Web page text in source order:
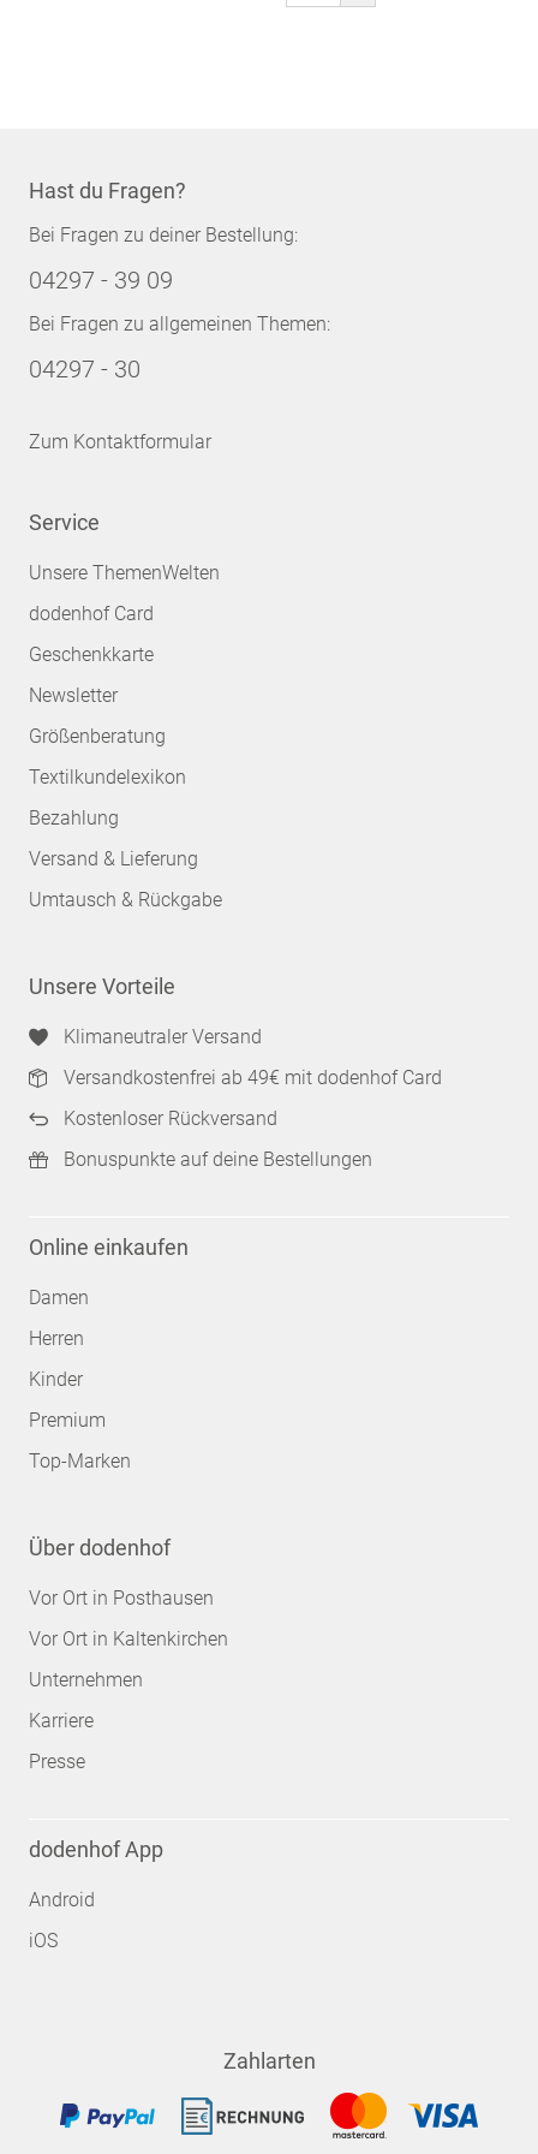
Hast du Fragen?
Bei Fragen zu deiner Bestellung:
04297 - 39 09
Bei Fragen zu allgemeinen Themen:
04297 - 30
Zum Kontaktformular
Service
Unsere ThemenWelten
dodenhof Card
Geschenkkarte
Newsletter
Größenberatung
Textilkundelexikon
Bezahlung
Versand & Lieferung
Umtausch & Rückgabe
Unsere Vorteile
Klimaneutraler Versand
Versandkostenfrei ab 49€ mit dodenhof Card
Kostenloser Rückversand
Bonuspunkte auf deine Bestellungen
Online einkaufen
Damen
Herren
Kinder
Premium
Top-Marken
Über dodenhof
Vor Ort in Posthausen
Vor Ort in Kaltenkirchen
Unternehmen
Karriere
Presse
dodenhof App
Android
iOS
Zahlarten